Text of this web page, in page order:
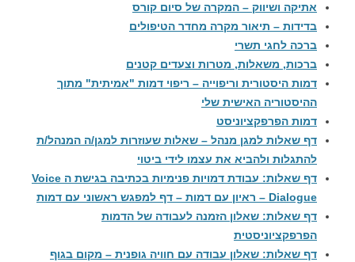
אתיקה ושיווק – המקרה של סיום קורס
בדידות – תיאור מקרה מחדר הטיפולים
ברכה לחגי תשרי
ברכות, משאלות, מטרות וצעדים קטנים
דמות היסטורית וריפוייה – ריפוי דמות "אמיתית" מתוך
ההיסטוריה האישית שלי
דמות הפרפקציוניסט
דף שאלות למגן מנהל – שאלות שעוזרות למגן/ה המנהל/ת
להתגלות ולהביא את עצמו לידי ביטוי
דף שאלות: עבודת דמויות פנימיות בכתיבה בגישת ה Voice
Dialogue – ראיון עם דמות – דף למפגש ראשוני עם דמות
דף שאלות: שאלון הזמנה לעבודה של הדמות
הפרפקציוניסטית
דף שאלות: שאלון עבודה עם חוויה גופנית – מקום בגוף